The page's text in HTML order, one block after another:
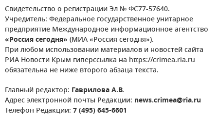
Свидетельство о регистрации Эл № ФС77-57640.
Учредитель: Федеральное государственное унитарное
предприятие Международное информационное агентство
«Россия сегодня» (МИА «Россия сегодня»).
При любом использовании материалов и новостей сайта
РИА Новости Крым гиперссылка на https://crimea.ria.ru
обязательна не ниже второго абзаца текста.
Главный редактор: Гаврилова А.В.
Адрес электронной почты Редакции: news.crimea@ria.ru
Телефон Редакции: 7 (495) 645-6601